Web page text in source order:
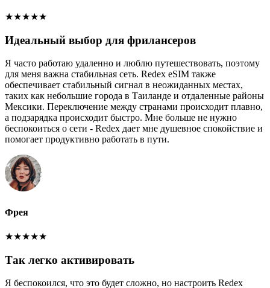
★★★★★
Идеальный выбор для фрилансеров
Я часто работаю удаленно и люблю путешествовать, поэтому
для меня важна стабильная сеть. Redex eSIM также
обеспечивает стабильный сигнал в неожиданных местах,
таких как небольшие города в Таиланде и отдаленные районы
Мексики. Переключение между странами происходит плавно,
а подзарядка происходит быстро. Мне больше не нужно
беспокоиться о сети - Redex дает мне душевное спокойствие и
помогает продуктивно работать в пути.
Фрея
★★★★★
Так легко активировать
Я беспокоился, что это будет сложно, но настроить Redex